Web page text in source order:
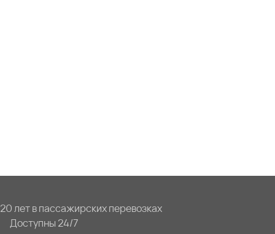
20 лет в пассажирских перевозках
Доступны 24/7